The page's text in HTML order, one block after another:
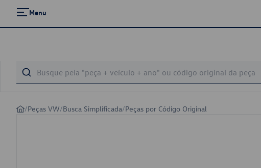
Menu
/Peças VW/Busca Simplificada/Peças por Código Original